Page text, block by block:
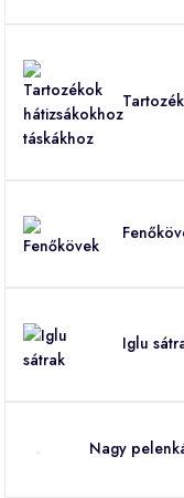
Iglu
Nagy